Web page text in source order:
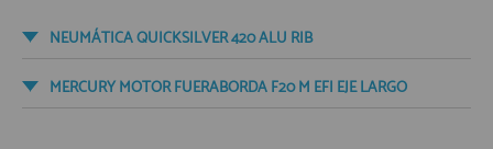
NEUMÁTICA QUICKSILVER 420 ALU RIB
MERCURY MOTOR FUERABORDA F20 M EFI EJE LARGO